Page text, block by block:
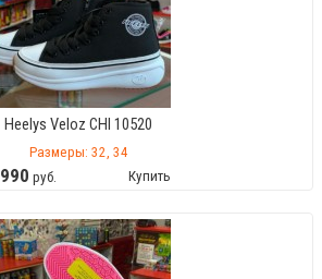
Heelys Veloz CHI 10520
Размеры: 32, 34
990 руб. Купить